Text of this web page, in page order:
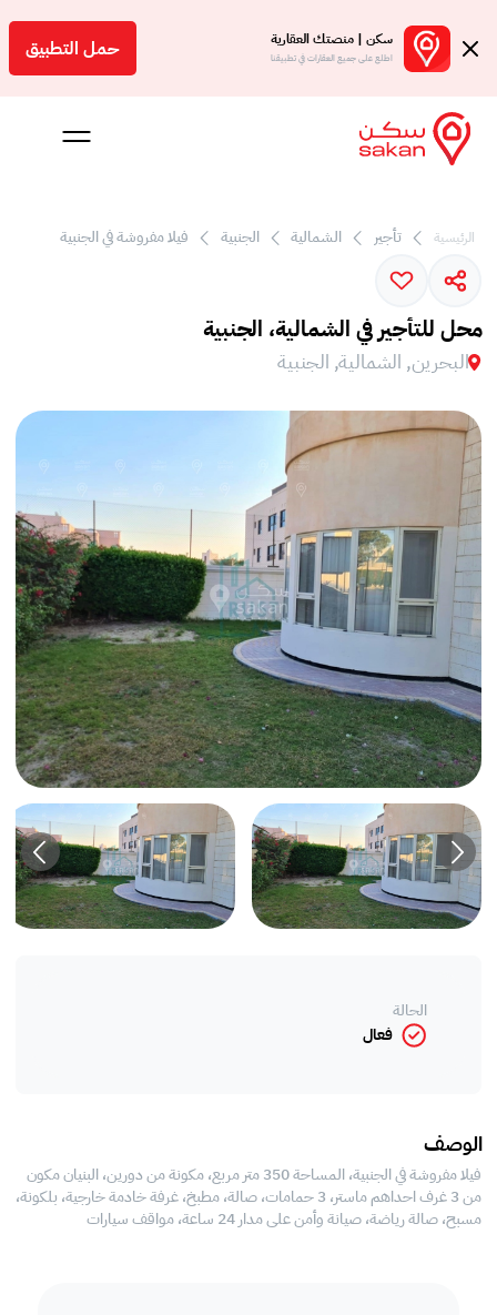
سكن | منصتك العقارية
اطلع على جميع العقارات في تطبيقنا حمل التطبيق
الرئيسية تأجير الشمالية الجنبية فيلا مفروشة في الجنبية
محل للتأجير في الشمالية، الجنبية
البحرين, الشمالية, الجنبية
الحالة
فعال
الوصف
فيلا مفروشة في الجنبية، المساحة 350 متر مربع، مكونة من دورين، البنيان مكون
من 3 غرف احداهم ماستر، 3 حمامات، صالة، مطبخ، غرفة خادمة خارجية، بلكونة،
مسبح، صالة رياضة، صيانة وأمن على مدار 24 ساعة، مواقف سيارات